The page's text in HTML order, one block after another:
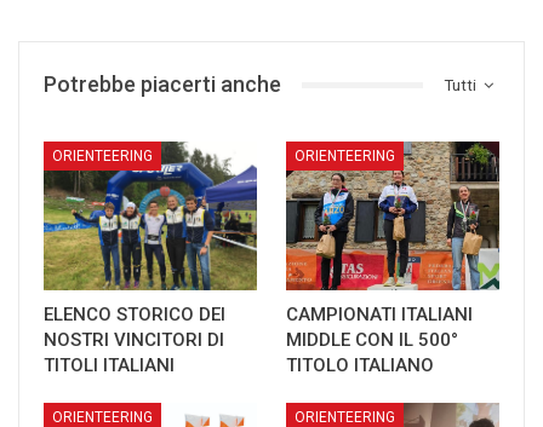
Tutti
Potrebbe piacerti anche
ORIENTEERING
ELENCO STORICO DEI
NOSTRI VINCITORI DI
TITOLI ITALIANI
ORIENTEERING
CAMPIONATI ITALIANI
MIDDLE CON IL 500°
TITOLO ITALIANO
ORIENTEERING ORIENTEERING